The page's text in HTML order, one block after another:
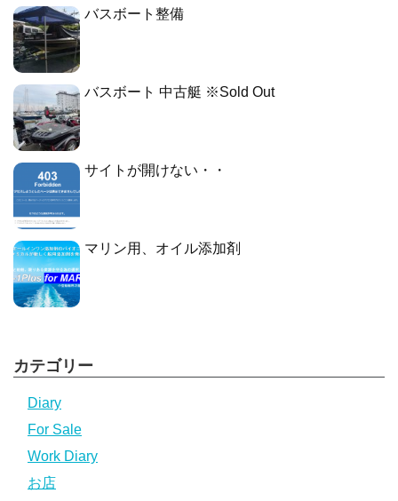
バスボート整備
バスボート 中古艇 ※Sold Out
サイトが開けない・・
マリン用、オイル添加剤
カテゴリー
Diary
For Sale
Work Diary
お店